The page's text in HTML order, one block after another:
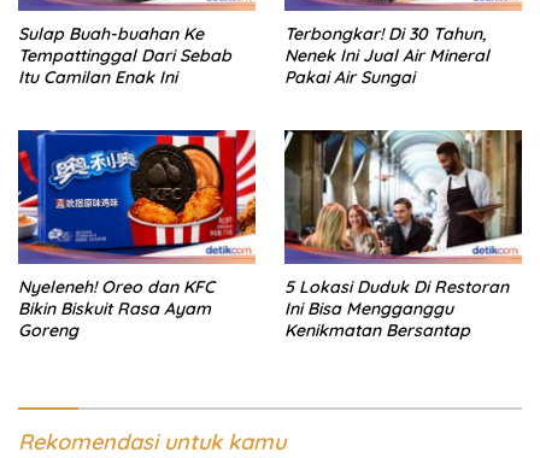
Sulap Buah-buahan Ke
Tempattinggal Dari Sebab
Itu Camilan Enak Ini
Terbongkar! Di 30 Tahun,
Nenek Ini Jual Air Mineral
Pakai Air Sungai
Nyeleneh! Oreo dan KFC
Bikin Biskuit Rasa Ayam
Goreng
5 Lokasi Duduk Di Restoran
Ini Bisa Mengganggu
Kenikmatan Bersantap
Rekomendasi untuk kamu